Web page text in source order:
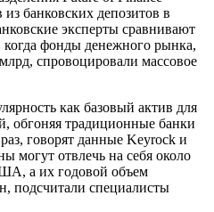
банковских депозитов в
эксперты сравнивают
фонды денежного рынка,
спровоцировали массовое
как базовый актив для
обгоняя традиционные банки
говорят данные Keyrock и
могут отвлечь на себя около
а их годовой объем
подсчитали специалисты